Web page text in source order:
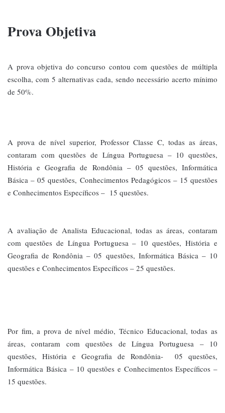
Prova Objetiva
A prova objetiva do concurso contou com questões de múltipla
escolha, com 5 alternativas cada, sendo necessário acerto mínimo
de 50%.
A prova de nível superior, Professor Classe C, todas as áreas,
contaram com questões de Língua Portuguesa – 10 questões,
História e Geografia de Rondônia – 05 questões, Informática
Básica – 05 questões, Conhecimentos Pedagógicos – 15 questões
e Conhecimentos Específicos – 15 questões.
A avaliação de Analista Educacional, todas as áreas, contaram
com questões de Língua Portuguesa – 10 questões, História e
Geografia de Rondônia – 05 questões, Informática Básica – 10
questões e Conhecimentos Específicos – 25 questões.
Por fim, a prova de nível médio, Técnico Educacional, todas as
áreas, contaram com questões de Língua Portuguesa – 10
questões, História e Geografia de Rondônia- 05 questões,
Informática Básica – 10 questões e Conhecimentos Específicos –
15 questões.